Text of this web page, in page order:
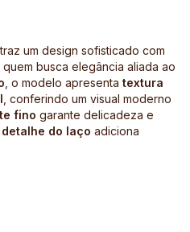
traz um design sofisticado com
busca elegância aliada ao
, o modelo apresenta textura
, conferindo um visual moderno
fino garante delicadeza e
detalhe do laço adiciona